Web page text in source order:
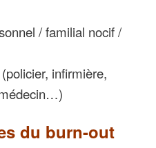
/ familial nocif /
infirmière,
du burn-out